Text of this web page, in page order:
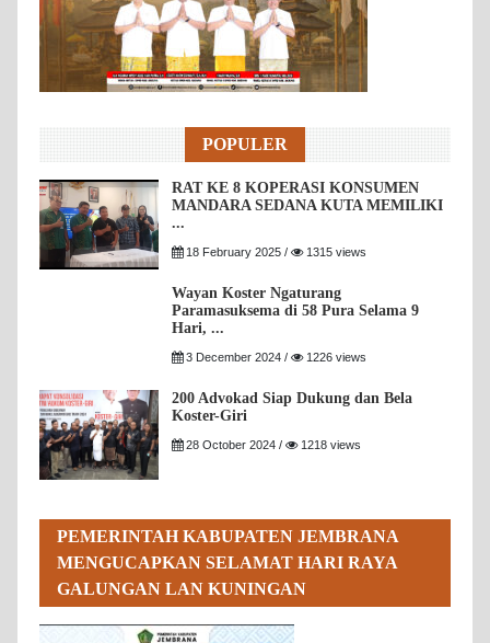
POPULER
RAT KE 8 KOPERASI KONSUMEN
MANDARA SEDANA KUTA MEMILIKI
...
18 February 2025 / 1315 views
Wayan Koster Ngaturang
Paramasuksema di 58 Pura Selama 9
Hari, ...
3 December 2024 / 1226 views
200 Advokad Siap Dukung dan Bela
Koster-Giri
28 October 2024 / 1218 views
PEMERINTAH KABUPATEN JEMBRANA
MENGUCAPKAN SELAMAT HARI RAYA
GALUNGAN LAN KUNINGAN